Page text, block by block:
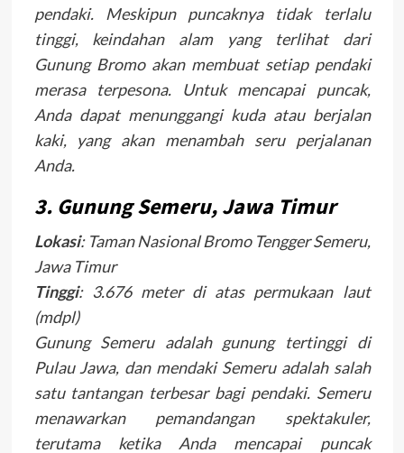
pendaki. Meskipun puncaknya tidak terlalu
tinggi, keindahan alam yang terlihat dari
Gunung Bromo akan membuat setiap pendaki
merasa terpesona. Untuk mencapai puncak,
Anda dapat menunggangi kuda atau berjalan
kaki, yang akan menambah seru perjalanan
Anda.
3. Gunung Semeru, Jawa Timur
Lokasi: Taman Nasional Bromo Tengger Semeru,
Jawa Timur
Tinggi: 3.676 meter di atas permukaan laut
(mdpl)
Gunung Semeru adalah gunung tertinggi di
Pulau Jawa, dan mendaki Semeru adalah salah
satu tantangan terbesar bagi pendaki. Semeru
menawarkan pemandangan spektakuler,
terutama ketika Anda mencapai puncak